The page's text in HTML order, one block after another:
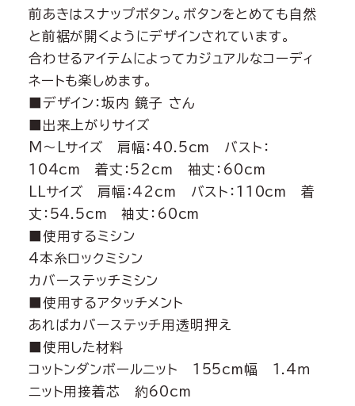
前あきはスナップボタン。ボタンをとめても自然
と前裾が開くようにデザインされています。
合わせるアイテムによってカジュアルなコーディ
ネートも楽しめます。
■デザイン：坂内 鏡子 さん
■出来上がりサイズ
M～Lサイズ 肩幅：40.5cm バスト：
104cm 着丈：52cm 袖丈：60cm
LLサイズ 肩幅：42cm バスト：110cm 着
丈：54.5cm 袖丈：60cm
■使用するミシン
4本糸ロックミシン
カバーステッチミシン
■使用するアタッチメント
あればカバーステッチ用透明押え
■使用した材料
コットンダンボールニット 155cm幅 1.4ｍ
ニット用接着芯 約60cm